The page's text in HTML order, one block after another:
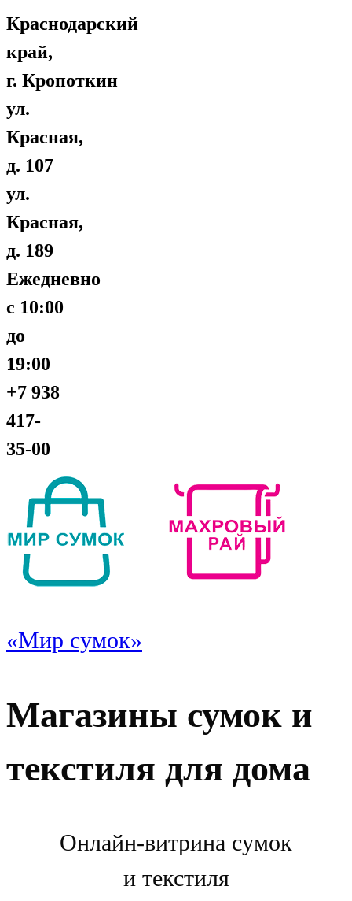
Краснодарский
край,
г. Кропоткин
ул.
Красная,
д. 107
ул.
Красная,
д. 189
Ежедневно
с 10:00
до
19:00
+7 938
417-
35-00
«Мир сумок»
Магазины сумок и
текстиля для дома
Онлайн-витрина сумок
и текстиля